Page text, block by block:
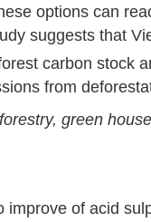
options can
suggests that
carbon stock
from
green
improve of acid